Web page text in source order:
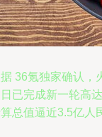
36氪独家确认，
已完成新一轮高
总值逼近3.5亿人